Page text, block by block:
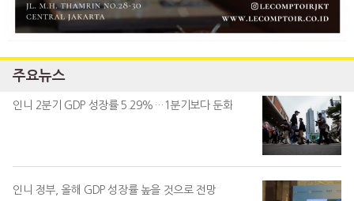
주요뉴스
인니 2분기 GDP 성장률 5.29%…1분기보다 둔화
인니 정부, 올해 GDP 성장률 높을 것으로 전망